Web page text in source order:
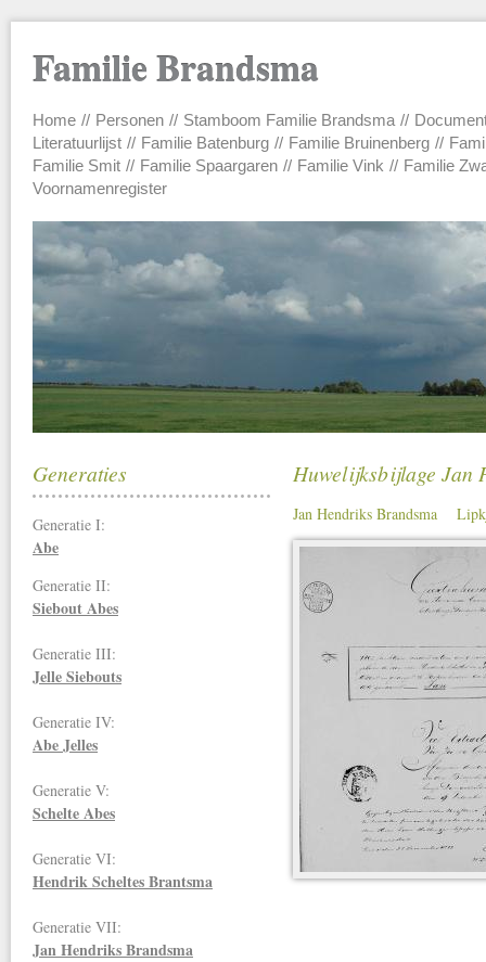
Familie Brandsma
Main menu
Home Personen Stamboom Familie Brandsma
Literatuurlijst
Familie Batenburg Familie Bruinenberg
Familie Smit
Familie Spaargaren Familie Vink
Familie
Voornamenregister
Huwelijksbijlage Jan
Jan Hendriks Brandsma
Generaties
Generatie I:
Abe
Generatie II:
Siebout Abes
Generatie III:
Jelle Siebouts
Generatie IV:
Abe Jelles
Generatie V:
Schelte Abes
Generatie VI:
Hendrik Scheltes Brantsma
Generatie VII:
Jan HendriksBrandsma